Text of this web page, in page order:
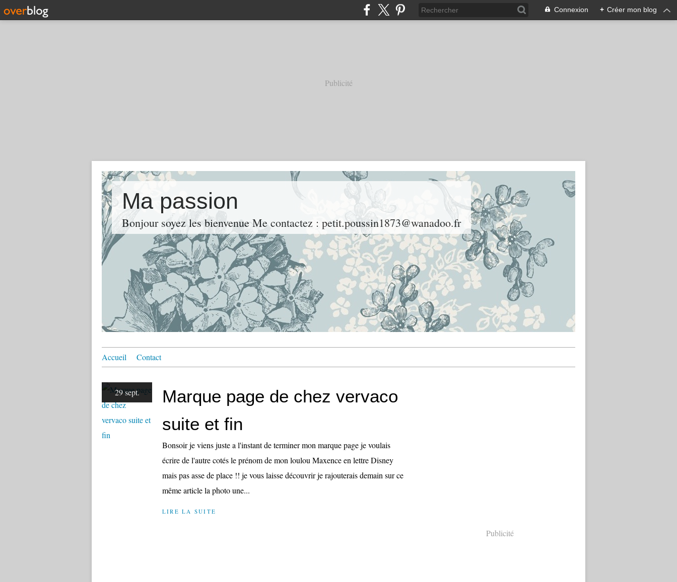
Connexion + Créer mon blog
Publicité
Ma passion
Bonjour soyez les bienvenue Me contactez : petit.poussin1873@wanadoo.fr
Accueil Contact
29 sept.
Marque page de chez vervaco
suite et fin
Bonsoir je viens juste a l'instant de terminer mon marque page je voulais
écrire de l'autre cotés le prénom de mon loulou Maxence en lettre Disney
mais pas asse de place !! je vous laisse découvrir je rajouterais demain sur ce
même article la photo une...
LIRE LA SUITE
Publicité